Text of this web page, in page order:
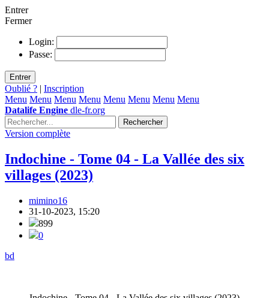
Entrer
Fermer
Login:
Passe:
Entrer
Oublié ? | Inscription
Menu Menu Menu Menu Menu Menu Menu Menu
Datalife Engine dle-fr.org
Rechercher
Version complète
Indochine - Tome 04 - La Vallée des six
villages (2023)
mimino16
31-10-2023, 15:20
899
0
bd